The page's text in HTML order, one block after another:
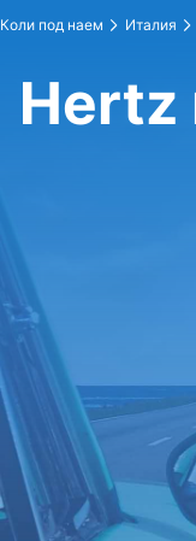
Коли под наем Италия
Hertz